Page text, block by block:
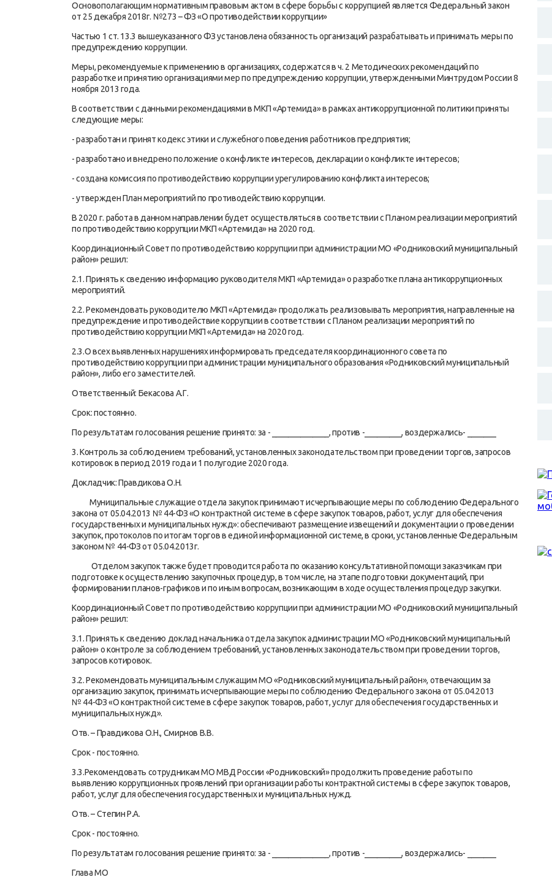
Основополагающим нормативным правовым актом в сфере борьбы с коррупцией является Федеральный закон
от 25 декабря 2018г. №273 – ФЗ «О противодействии коррупции»
Частью 1 ст. 13.3 вышеуказанного ФЗ установлена обязанность организаций разрабатывать и принимать меры по
предупреждению коррупции.
Меры, рекомендуемые к применению в организациях, содержатся в ч. 2 Методических рекомендаций по
разработке и принятию организациями мер по предупреждению коррупции, утвержденными Минтрудом России 8
ноября 2013 года.
В соответствии с данными рекомендациями в МКП «Артемида» в рамках антикоррупционной политики приняты
следующие меры:
- разработан и принят кодекс этики и служебного поведения работников предприятия;
- разработано и внедрено положение о конфликте интересов, декларации о конфликте интересов;
- создана комиссия по противодействию коррупции урегулированию конфликта интересов;
- утвержден План мероприятий по противодействию коррупции.
В 2020 г. работа в данном направлении будет осуществляться в соответствии с Планом реализации мероприятий
по противодействию коррупции МКП «Артемида» на 2020 год.
Координационный Совет по противодействию коррупции при администрации МО «Родниковский муниципальный
район» решил:
2.1. Принять к сведению информацию руководителя МКП «Артемида» о разработке плана антикоррупционных
мероприятий.
2.2. Рекомендовать руководителю МКП «Артемида» продолжать реализовывать мероприятия, направленные на
предупреждение и противодействие коррупции в соответствии с Планом реализации мероприятий по
противодействию коррупции МКП «Артемида» на 2020 год.
2.3.О всех выявленных нарушениях информировать председателя координационного совета по
противодействию коррупции при администрации муниципального образования «Родниковский муниципальный
район», либо его заместителей.
Ответственный: Бекасова А.Г.
Срок: постоянно.
По результатам голосования решение принято: за - ______________, против -_________, воздержались- _______
3. Контроль за соблюдением требований, установленных законодательством при проведении торгов, запросов
котировок в период 2019 года и 1 полугодие 2020 года.
Докладчик: Правдикова О.Н.
Муниципальные служащие отдела закупок принимают исчерпывающие меры по соблюдению Федерального
закона от 05.04.2013 № 44-ФЗ «О контрактной системе в сфере закупок товаров, работ, услуг для обеспечения
государственных и муниципальных нужд»: обеспечивают размещение извещений и документации о проведении
закупок, протоколов по итогам торгов в единой информационной системе, в сроки, установленные Федеральным
законом № 44-ФЗ от 05.04.2013г.
Отделом закупок также будет проводится работа по оказанию консультативной помощи заказчикам при
подготовке к осуществлению закупочных процедур, в том числе, на этапе подготовки документаций, при
формировании планов-графиков и по иным вопросам, возникающим в ходе осуществления процедур закупки.
Координационный Совет по противодействию коррупции при администрации МО «Родниковский муниципальный
район» решил:
3.1. Принять к сведению доклад начальника отдела закупок администрации МО «Родниковский муниципальный
район» о контроле за соблюдением требований, установленных законодательством при проведении торгов,
запросов котировок.
3.2. Рекомендовать муниципальным служащим МО «Родниковский муниципальный район», отвечающим за
организацию закупок, принимать исчерпывающие меры по соблюдению Федерального закона от 05.04.2013
№ 44-ФЗ «О контрактной системе в сфере закупок товаров, работ, услуг для обеспечения государственных и
муниципальных нужд».
Отв. – Правдикова О.Н., Смирнов В.В.
Срок - постоянно.
3.3.Рекомендовать сотрудникам МО МВД России «Родниковский» продолжить проведение работы по
выявлению коррупционных проявлений при организации работы контрактной системы в сфере закупок товаров,
работ, услуг для обеспечения государственных и муниципальных нужд.
Отв. – Степин Р.А.
Срок - постоянно.
По результатам голосования решение принято: за - ______________, против -_________, воздержались- _______
Глава МО